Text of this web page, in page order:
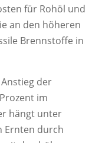
für Rohöl und
an den höheren
Brennstoffe in
der
im
hängt unter
Ernten durch